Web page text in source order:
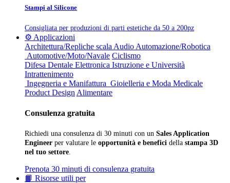
Stampi al Silicone
Consigliata per produzioni di parti estetiche da 50 a 200pz
⚙️ Applicazioni
Architettura/Repliche scala Audio Automazione/Robotica
Automotive/Moto/Navale Ciclismo
Difesa Dentale Elettronica Istruzione e Università
Intrattenimento
Ingegneria e Manifattura Gioielleria e Moda Medicale
Product Design Alimentare
Consulenza gratuita
Richiedi una consulenza di 30 minuti con un Sales Application
Engineer per valutare le opportunità e benefici della stampa 3D
nel tuo settore
Prenota 30 minuti di consulenza gratuita
📙 Risorse utili per